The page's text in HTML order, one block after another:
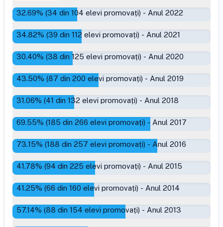
32.69% (34 din 104 elevi promovați) - Anul 2022
34.82% (39 din 112 elevi promovați) - Anul 2021
30.40% (38 din 125 elevi promovați) - Anul 2020
43.50% (87 din 200 elevi promovați) - Anul 2019
31.06% (41 din 132 elevi promovați) - Anul 2018
69.55% (185 din 266 elevi promovați) - Anul 2017
73.15% (188 din 257 elevi promovați) - Anul 2016
41.78% (94 din 225 elevi promovați) - Anul 2015
41.25% (66 din 160 elevi promovați) - Anul 2014
57.14% (88 din 154 elevi promovați) - Anul 2013